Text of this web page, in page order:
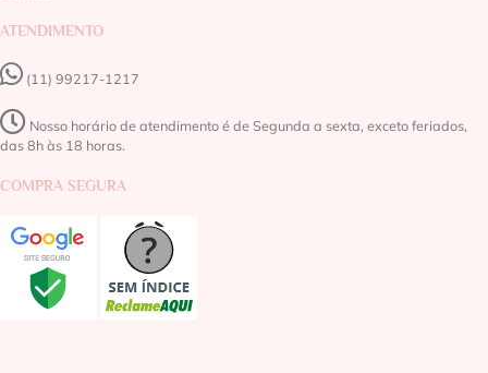
ATENDIMENTO
(11) 99217-1217‬
Nosso horário de atendimento é de Segunda a sexta, exceto feriados,
das 8h às 18 horas.
COMPRA SEGURA